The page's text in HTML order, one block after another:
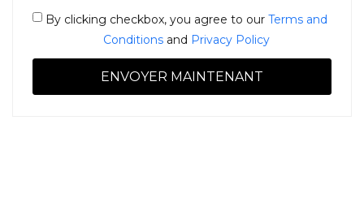
By clicking checkbox, you agree to ourTerms and
Conditions and Privacy Policy